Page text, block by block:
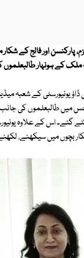
پارکنسن اور فالج کے
کے ہونہار طالبعلموں
ڈاؤ یونیورسٹی کے
میں طالبعلموں کی
اس کے علاوہ
شکار بچوں میں سیکھنے،